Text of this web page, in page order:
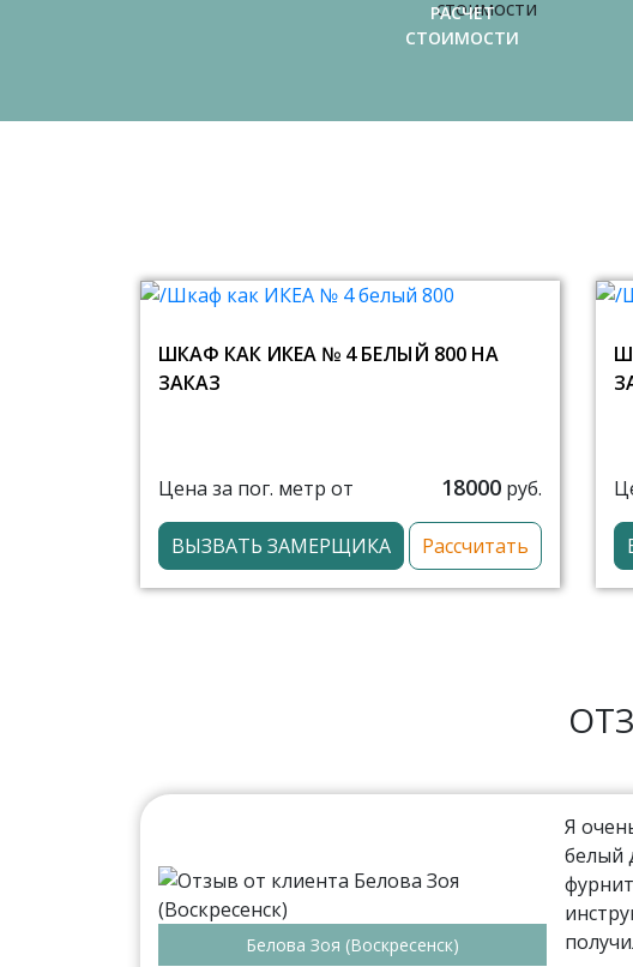
РАСЧЕТ
СТОИМОСТИ
ШКАФ КАК ИКЕА № 4 БЕЛЫЙ 800 НА
ЗАКАЗ
Цена за пог. метр от 18000 руб.
ВЫЗВАТЬ ЗАМЕРЩИКА Рассчитать
Белова Зоя (Воскресенск)
Я
белый